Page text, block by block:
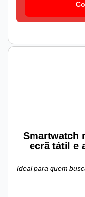
Smartwatch
ecrã tátil e
Ideal para quem